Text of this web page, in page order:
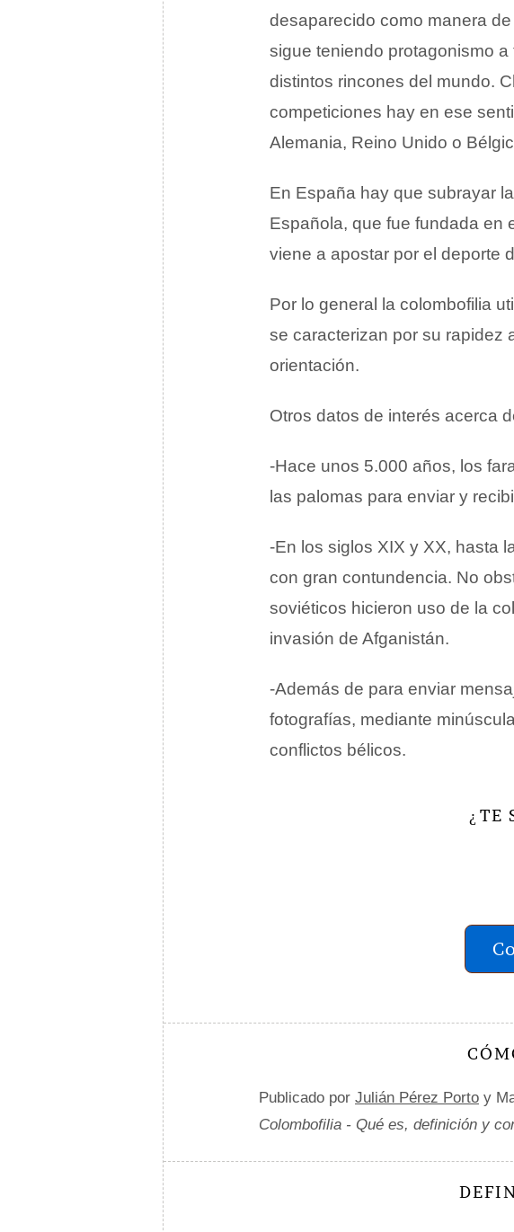
desaparecido como manera
sigue teniendo protagonismo
distintos rincones del mundo.
competiciones hay en ese
Alemania, Reino Unido o
En España hay que subrayar
Española, que fue fundada en
viene a apostar por el deporte
Por lo general la colombofilia
se caracterizan por su rapidez
orientación.
Otros datos de interés acerca
-Hace unos 5.000 años, los
las palomas para enviar y
-En los siglos XIX y XX, hasta
con gran contundencia. No
soviéticos hicieron uso de la
invasión de Afganistán.
-Además de para enviar
fotografías, mediante
conflictos bélicos.
¿ TE
Publicado por Julián Pérez Porto y
Colombofilia - Qué es, definición y